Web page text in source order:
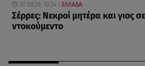
07.08.26, 10:24 ΕΛΛΑΔΑ
Σέρρες: Νεκροί μητέρα και γιος
ντοκούμεντο